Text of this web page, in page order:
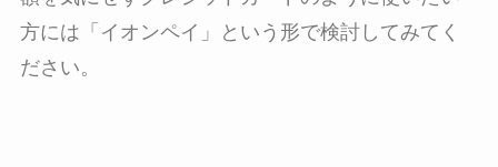
方には「イオンペイ」という形で検討してみてく
ださい。